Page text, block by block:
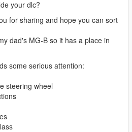
your dlc?
for sharing and hope you can sort
dad's MG-B so it has a place in
some serious attention:
steering wheel